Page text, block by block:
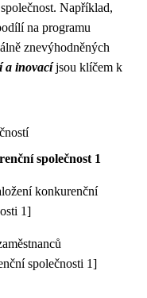
Například,
na programu
znevýhodněných
a inovacíjsou klíčem k
společnost 1
konkurenční
1]
společnosti 1]